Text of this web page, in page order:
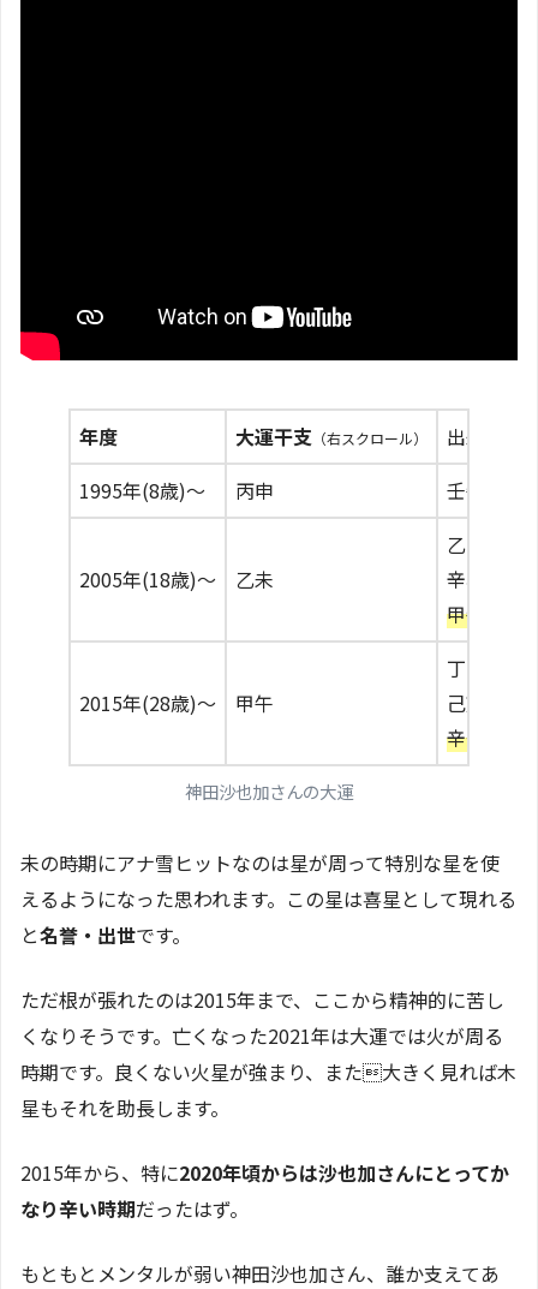
年度 大運干支 （右スクロール）
出来事
1995年(8歳)〜
丙申 壬午2002
2005年(18歳)〜 乙未
乙酉2005
辛卯2011
甲午2014
2015年(28歳)〜 甲午
丁酉2017
己亥2019
辛丑2021
神田沙也加さんの大運
未の時期にアナ雪ヒットなのは星が周って特別な星を使
えるようになった思われます。この星は喜星として現れる
と名誉・出世です。
ただ根が張れたのは2015年まで、ここから精神的に苦し
くなりそうです。亡くなった2021年は大運では火が周る
時期です。良くない火星が強まり、また大きく見れば木
星もそれを助長します。
2015年から、特に2020年頃からは沙也加さんにとってか
なり辛い時期だったはず。
もともとメンタルが弱い神田沙也加さん、誰か支えてあ